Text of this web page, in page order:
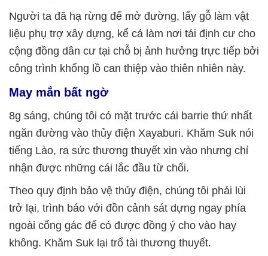
Người ta đã hạ rừng để mở đường, lấy gỗ làm vật
liệu phụ trợ xây dựng, kể cả làm nơi tái định cư cho
cộng đồng dân cư tại chỗ bị ảnh hưởng trực tiếp bởi
công trình khổng lồ can thiệp vào thiên nhiên này.
May mắn bất ngờ
8g sáng, chúng tôi có mặt trước cái barrie thứ nhất
ngăn đường vào thủy điện Xayaburi. Khăm Suk nói
tiếng Lào, ra sức thương thuyết xin vào nhưng chỉ
nhận được những cái lắc đầu từ chối.
Theo quy định bảo vệ thủy điện, chúng tôi phải lùi
trở lại, trình báo với đồn cảnh sát dựng ngay phía
ngoài cổng gác để có được đồng ý cho vào hay
không. Khăm Suk lại trổ tài thương thuyết.